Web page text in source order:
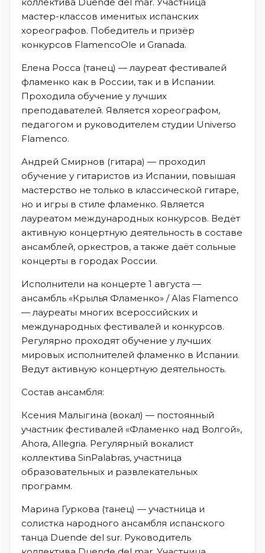
мастер-классов именитых испанских
хореографов. Победитель и призёр
конкурсов FlamencoOle и Granada.
Елена Росса (танец) — лауреат фестивалей
фламенко как в России, так и в Испании.
Проходила обучение у лучших
преподавателей. Является хореографом,
педагогом и руководителем студии Universo
Flamenco.
Андрей Смирнов (гитара) — проходил
обучение у гитаристов из Испании, повышая
мастерство не только в классической гитаре,
но и игры в стиле фламенко. Является
лауреатом международных конкурсов. Ведёт
активную концертную деятельность в составе
ансамблей, оркестров, а также даёт сольные
концерты в городах России.
Исполнители на концерте 1 августа —
ансамбль «Крылья Фламенко» / Alas Flamenco
— лауреаты многих всероссийских и
международных фестивалей и конкурсов.
Регулярно проходят обучение у лучших
мировых исполнителей фламенко в Испании.
Ведут активную концертную деятельность.
Состав ансамбля:
Ксения Малыгина (вокал) — постоянный
участник фестивалей «Фламенко над Волгой»,
Аhora, Allegria. Регулярный вокалист
коллектива SinPalabras, участница
образовательных и развлекательных
программ.
Марина Гуркова (танец) — участница и
солистка народного ансамбля испанского
танца Duende del sur. Руководитель